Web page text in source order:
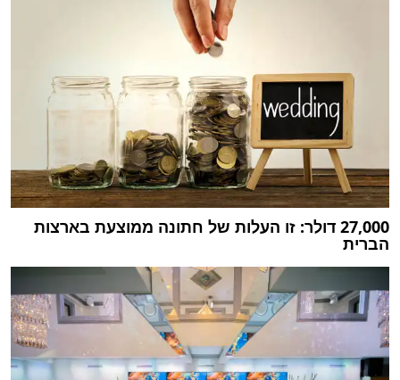
27,000 דולר: זו העלות של חתונה ממוצעת בארצות
הברית